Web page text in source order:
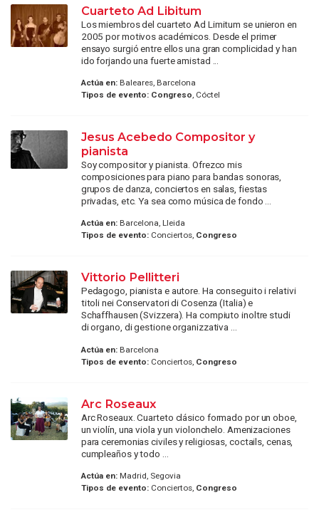
Cuarteto Ad Libitum
Los miembros del cuarteto Ad Limitum se unieron en
2005 por motivos académicos. Desde el primer
ensayo surgió entre ellos una gran complicidad y han
ido forjando una fuerte amistad ...
Actúa en:Baleares, Barcelona
Tipos de evento: Congreso, Cóctel
Jesus Acebedo Compositor y
pianista
Soy compositor y pianista. Ofrezco mis
composiciones para piano para bandas sonoras,
grupos de danza, conciertos en salas, fiestas
privadas, etc. Ya sea como música de fondo ...
Actúa en:Barcelona, Lleida
Tipos de evento:Conciertos, Congreso
Vittorio Pellitteri
Pedagogo, pianista e autore. Ha conseguito i relativi
titoli nei Conservatori di Cosenza (Italia) e
Schaffhausen (Svizzera). Ha compiuto inoltre studi
di organo, di gestione organizzativa ...
Actúa en:Barcelona
Tipos de evento:Conciertos, Congreso
Arc Roseaux
Arc Roseaux. Cuarteto clásico formado por un oboe,
un violín, una viola y un violonchelo. Amenizaciones
para ceremonias civiles y religiosas, coctails, cenas,
cumpleaños y todo ...
Actúa en:Madrid, Segovia
Tipos de evento:Conciertos, Congreso